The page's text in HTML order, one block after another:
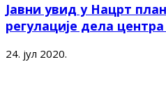
Јавни увид у Нацрт
регулације дела
24. јул 2020.